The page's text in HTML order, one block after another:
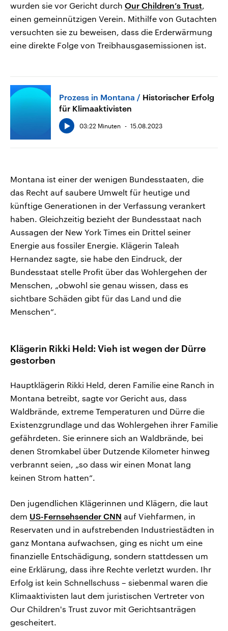
wurden sie vor Gericht durch Our Children’s Trust,
einen gemeinnützigen Verein. Mithilfe von Gutachten
versuchten sie zu beweisen, dass die Erderwärmung
eine direkte Folge von Treibhausgasemissionen ist.
Prozess in Montana
Historischer Erfolg
für Klimaaktivisten
03:22 Minuten 15.08.2023
Montana ist einer der wenigen Bundesstaaten, die
das Recht auf saubere Umwelt für heutige und
künftige Generationen in der Verfassung verankert
haben. Gleichzeitig bezieht der Bundesstaat nach
Aussagen der New York Times ein Drittel seiner
Energie aus fossiler Energie. Klägerin Taleah
Hernandez sagte, sie habe den Eindruck, der
Bundesstaat stelle Profit über das Wohlergehen der
Menschen, „obwohl sie genau wissen, dass es
sichtbare Schäden gibt für das Land und die
Menschen“.
Klägerin Rikki Held: Vieh ist wegen der Dürre
gestorben
Hauptklägerin Rikki Held, deren Familie eine Ranch in
Montana betreibt, sagte vor Gericht aus, dass
Waldbrände, extreme Temperaturen und Dürre die
Existenzgrundlage und das Wohlergehen ihrer Familie
gefährdeten. Sie erinnere sich an Waldbrände, bei
denen Stromkabel über Dutzende Kilometer hinweg
verbrannt seien, „so dass wir einen Monat lang
keinen Strom hatten“.
Den jugendlichen Klägerinnen und Klägern, die laut
dem US-Fernsehsender CNN auf Viehfarmen, in
Reservaten und in aufstrebenden Industriestädten in
ganz Montana aufwachsen, ging es nicht um eine
finanzielle Entschädigung, sondern stattdessen um
eine Erklärung, dass ihre Rechte verletzt wurden. Ihr
Erfolg ist kein Schnellschuss – siebenmal waren die
Klimaaktivisten laut dem juristischen Vertreter von
Our Children's Trust zuvor mit Gerichtsanträgen
gescheitert.